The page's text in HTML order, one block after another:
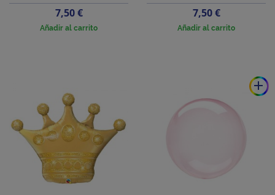
Precio
7,50 €
Añadir al carrito
Precio
7,50 €
Añadir al carrito
add